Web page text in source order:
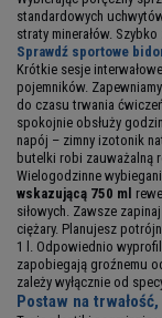
standardowych
straty minerałów.
Sprawdź sportowe
Krótkie sesje
pojemników.
do czasu trwania
spokojnie obsłuży
napój – zimny izotonik
butelki robi zauważalną
Wielogodzinne
wskazującą 750 ml
siłowych. Zawsze
ciężary. Planujesz
1 l. Odpowiednio
zapobiegają groźnemu
zależy wyłącznie od
Postaw na